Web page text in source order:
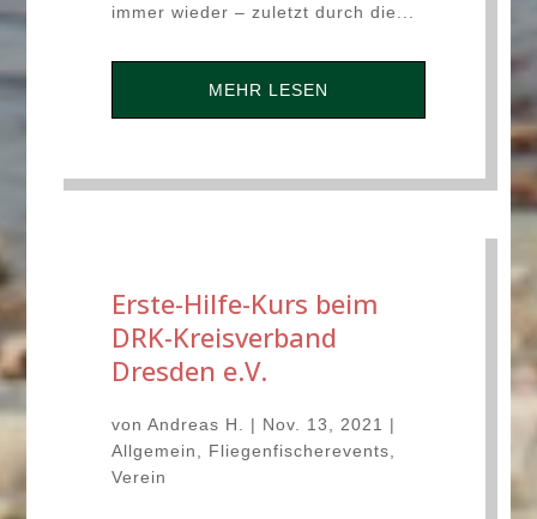
immer wieder – zuletzt durch die...
MEHR LESEN
Erste-Hilfe-Kurs beim
DRK-Kreisverband
Dresden e.V.
von Andreas H. | Nov. 13, 2021
|
Allgemein
Fliegenfischerevents
Verein